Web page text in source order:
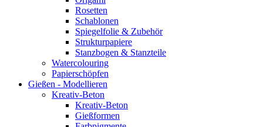
Rosetten
Schablonen
Spiegelfolie & Zubehör
Strukturpapiere
Stanzbogen & Stanzteile
Watercolouring
Papierschöpfen
Gießen - Modellieren
Kreativ-Beton
Kreativ-Beton
Gießformen